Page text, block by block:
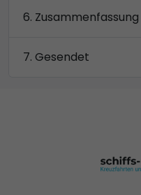
Zusammenfassung
Gesendet